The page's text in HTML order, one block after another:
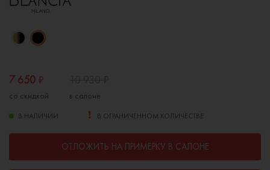
7 650 ₽
со скидкой в салоне
В НАЛИЧИИ В ОГРАНИЧЕННОМ КОЛИЧЕСТВЕ
ОТЛОЖИТЬ НА ПРИМЕРКУ В САЛОНЕ